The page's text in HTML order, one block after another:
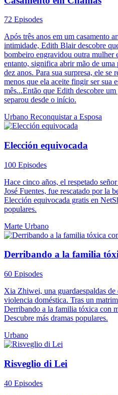
72 Episodes
Após três anos em um casamento
intimidade, Edith Blair descobre
bombeiro engravidou outra mulher
entanto, significa abrir mão de
dez anos. Para sua surpresa, ele se
menos que ela aceite fingir ser sua
mês...Então que Edith descobre
separou desde o início.
Urbano Reconquistar a Esposa
Elección equivocada
100 Episodes
Hace cinco años, el respetado
José Fuentes, fue rescatado por la
Elección equivocada gratis en
populares.
Marte Urbano
Derribando a la familia
60 Episodes
Xia Zhiwei, una guardaespaldas
violencia doméstica. Tras un
Derribando a la familia tóxica con
Descubre más dramas populares.
Urbano
Risveglio di Lei
40 Episodes